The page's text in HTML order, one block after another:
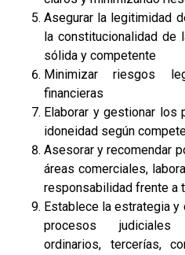
Asegurar la legitimidad
la constitucionalidad de
sólida y competente
Minimizar riesgos
financieras
Elaborar y gestionar
idoneidad según
Asesorar y recomendar
áreas comerciales,
responsabilidad frente a
Establece la estrategia
procesos judiciales
ordinarios, tercerías,